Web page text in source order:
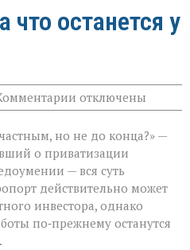
что останется у
к
записи
что
уйдёт
частные
руки,
а
что
останется
отключены
но не до конца?» —
о приватизации
— вся суть
действительно может
инвестора, однако
по‑прежнему останутся